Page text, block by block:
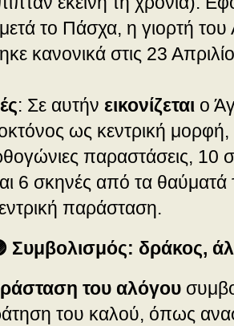
το Πάσχα, η γιορτή του
κανονικά στις 23
: Σε αυτήν εικονίζεται ο
ως κεντρική μορφή,
παραστάσεις, 10
6 σκηνές από τα
παράσταση.
Συμβολισμός: δράκος,
του αλόγου
του καλού, όπως